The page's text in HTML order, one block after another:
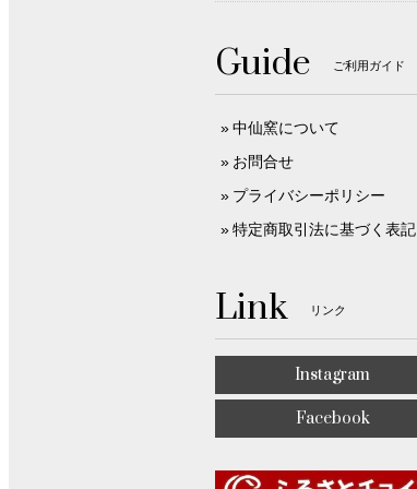
Guide ご利用ガイド
中仙窯について
お問合せ
プライバシーポリシー
特定商取引法に基づく表記
Link リンク
Instagram
Facebook